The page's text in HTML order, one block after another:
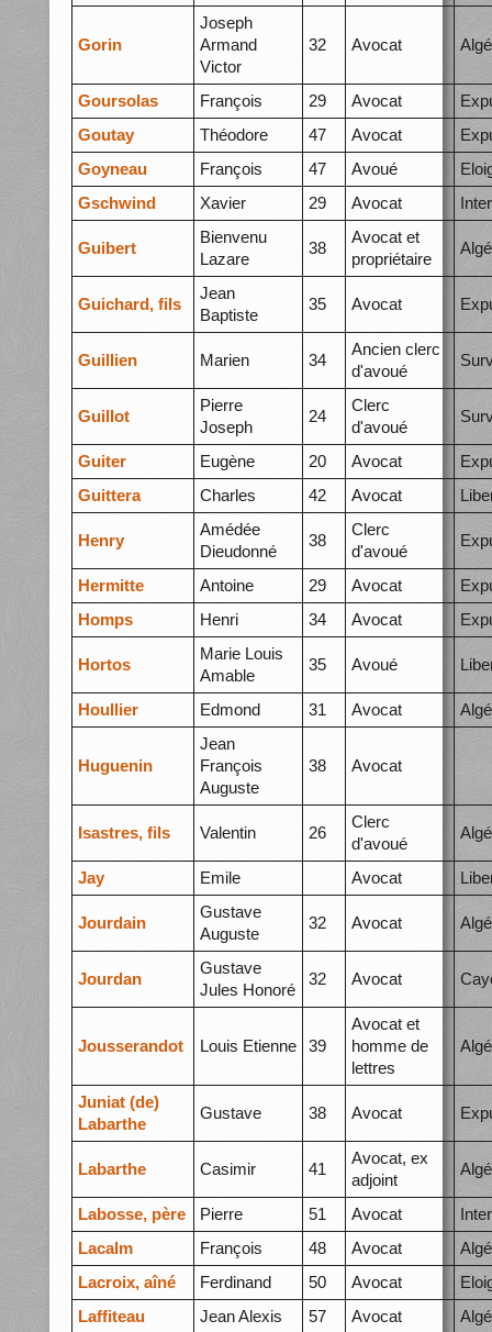
Gorin
Joseph
Armand
Victor
32 Avocat
Goursolas François 29 Avocat
Goutay
Théodore 47 Avocat
Goyneau
François 47 Avoué
Gschwind
Xavier 29 Avocat
Guibert
Bienvenu
Lazare
38
Avocat et
propriétaire
Guichard, fils
Jean
Baptiste
35 Avocat
Guillien Marien 34
Ancien clerc
d'avoué
Guillot
Pierre
Joseph
24
Clerc
d'avoué
Guiter Eugène 20 Avocat
Guittera
Charles 42 Avocat
Henry
Amédée
Dieudonné
38
Clerc
d'avoué
Hermitte Antoine 29 Avocat
Homps
Henri 34 Avocat
Hortos
Marie Louis
Amable
35 Avoué
Houllier Edmond 31 Avocat
Huguenin
Jean
François
Auguste
38 Avocat
Isastres, fils Valentin 26
Clerc
d'avoué
Jay Emile Avocat
Jourdain
Gustave
Auguste
32 Avocat
Jourdan
Gustave
Jules Honoré
32 Avocat
Jousserandot Louis Etienne 39
Avocat et
homme de
lettres
Juniat (de)
Labarthe
Gustave 38 Avocat
Labarthe Casimir 41
Avocat, ex
adjoint
Labosse, père Pierre 51 Avocat
Lacalm
François 48 Avocat
Lacroix, aîné
Ferdinand 50 Avocat
Laffiteau
Jean Alexis 57 Avocat